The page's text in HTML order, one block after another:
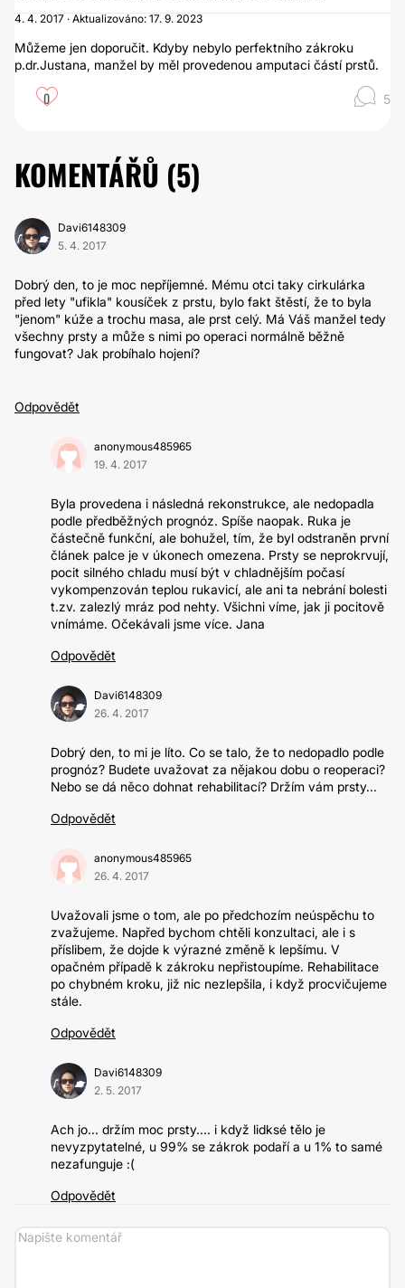
4. 4. 2017 · Aktualizováno: 17. 9. 2023
Můžeme jen doporučit. Kdyby nebylo perfektního zákroku
p.dr.Justana, manžel by měl provedenou amputaci částí prstů.
0 5
KOMENTÁŘŮ (5)
Davi6148309
5. 4. 2017
Dobrý den, to je moc nepříjemné. Mému otci taky cirkulárka
před lety "ufikla" kousíček z prstu, bylo fakt štěstí, že to byla
"jenom" kúže a trochu masa, ale prst celý. Má Váš manžel tedy
všechny prsty a může s nimi po operaci normálně běžně
fungovat? Jak probíhalo hojení?
Odpovědět
anonymous485965
19. 4. 2017
Byla provedena i následná rekonstrukce, ale nedopadla
podle předběžných prognóz. Spíše naopak. Ruka je
částečně funkční, ale bohužel, tím, že byl odstraněn první
článek palce je v úkonech omezena. Prsty se neprokrvují,
pocit silného chladu musí být v chladnějším počasí
vykompenzován teplou rukavicí, ale ani ta nebrání bolesti
t.zv. zalezlý mráz pod nehty. Všichni víme, jak ji pocitově
vnímáme. Očekávali jsme více. Jana
Odpovědět
Davi6148309
26. 4. 2017
Dobrý den, to mi je líto. Co se talo, že to nedopadlo podle
prognóz? Budete uvažovat za nějakou dobu o reoperaci?
Nebo se dá něco dohnat rehabilitací? Držím vám prsty...
Odpovědět
anonymous485965
26. 4. 2017
Uvažovali jsme o tom, ale po předchozím neúspěchu to
zvažujeme. Napřed bychom chtěli konzultaci, ale i s
příslibem, že dojde k výrazné změně k lepšímu. V
opačném případě k zákroku nepřistoupíme. Rehabilitace
po chybném kroku, již nic nezlepšila, i když procvičujeme
stále.
Odpovědět
Davi6148309
2. 5. 2017
Ach jo... držím moc prsty.... i když lidksé tělo je
nevyzpytatelné, u 99% se zákrok podaří a u 1% to samé
nezafunguje :(
Odpovědět